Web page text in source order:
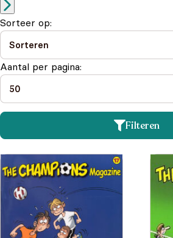
Sorteer op:
Aantal per pagina:
Filteren